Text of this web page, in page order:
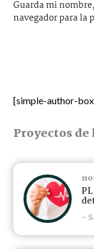
Guarda mi
navegador para la
[simple-author-
Proyectos
-